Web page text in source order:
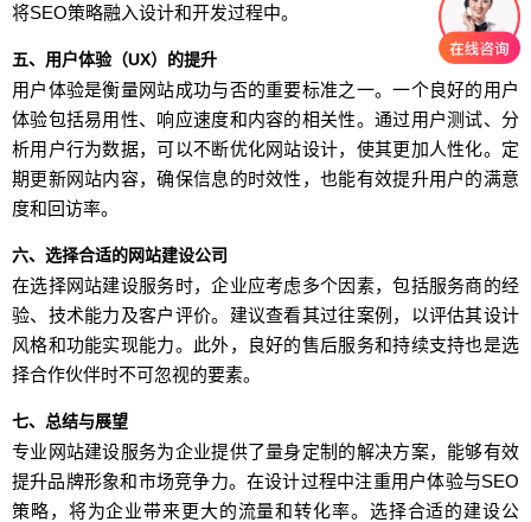
将SEO策略融入设计和开发过程中。
五、用户体验（UX）的提升
用户体验是衡量网站成功与否的重要标准之一。一个良好的用户
体验包括易用性、响应速度和内容的相关性。通过用户测试、分
析用户行为数据，可以不断优化网站设计，使其更加人性化。定
期更新网站内容，确保信息的时效性，也能有效提升用户的满意
度和回访率。
六、选择合适的网站建设公司
在选择网站建设服务时，企业应考虑多个因素，包括服务商的经
验、技术能力及客户评价。建议查看其过往案例，以评估其设计
风格和功能实现能力。此外，良好的售后服务和持续支持也是选
择合作伙伴时不可忽视的要素。
七、总结与展望
专业网站建设服务为企业提供了量身定制的解决方案，能够有效
提升品牌形象和市场竞争力。在设计过程中注重用户体验与SEO
策略，将为企业带来更大的流量和转化率。选择合适的建设公